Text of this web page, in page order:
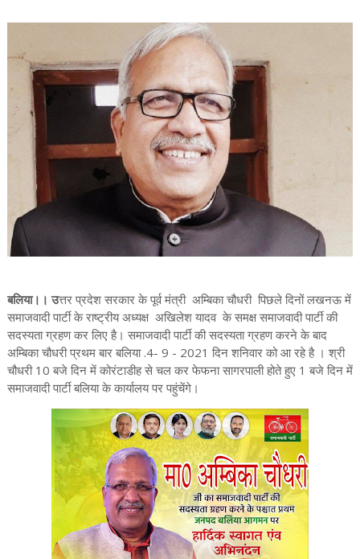
बलिया।। उत्तर प्रदेश सरकार के पूर्व मंत्री अम्बिका चौधरी पिछले दिनों लखनऊ में
समाजवादी पार्टी के राष्ट्रीय अध्यक्ष अखिलेश यादव के समक्ष समाजवादी पार्टी की
सदस्यता ग्रहण कर लिए है। समाजवादी पार्टी की सदस्यता ग्रहण करने के बाद
अम्बिका चौधरी प्रथम बार बलिया .4- 9 - 2021 दिन शनिवार को आ रहे है । श्री
चौधरी 10 बजे दिन में कोरंटाडीह से चल कर फेफना सागरपाली होते हुए 1 बजे दिन में
समाजवादी पार्टी बलिया के कार्यालय पर पहुंचेंगे।